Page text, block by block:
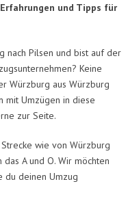
und Tipps für
nach Pilsen und bist auf der
Keine
Würzburg aus Würzburg
mit Umzügen in diese
zur Seite.
wie von Würzburg
A und O. Wir möchten
deinen Umzug